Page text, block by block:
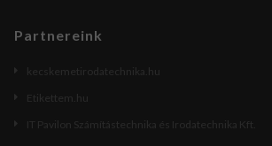
Partnereink
kecskemetirodatechnika.hu
Etikettem.hu
IT Pavilon Számítástechnika és Irodatechnika Kft.